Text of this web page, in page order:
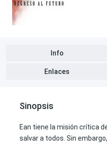
Info
Enlaces
Sinopsis
Ean tiene la misión crítica
salvar a todos. Sin